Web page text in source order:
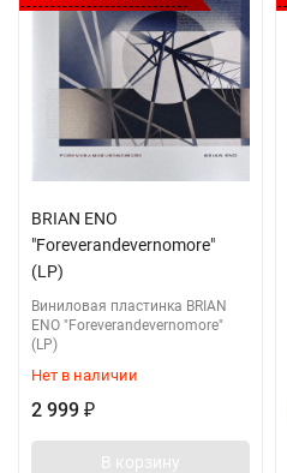
BRIAN ENO
"Foreverandevernomore"
(LP)
Виниловая пластинка BRIAN
ENO "Foreverandevernomore"
(LP)
Нет в наличии
2 999 ₽
В корзину